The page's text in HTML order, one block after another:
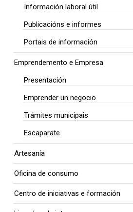
Información laboral útil
Publicacións e informes
Portais de información
Emprendemento e Empresa
Presentación
Emprender un negocio
Trámites municipais
Escaparate
Artesanía
Oficina de consumo
Centro de iniciativas e formación